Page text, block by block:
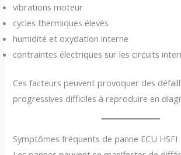
vibrations moteur
cycles thermiques élevés
humidité et oxydation interne
contraintes électriques sur les circuits
Ces facteurs peuvent provoquer des
progressives difficiles à reproduire en
Symptômes fréquents de panne ECU HSFI